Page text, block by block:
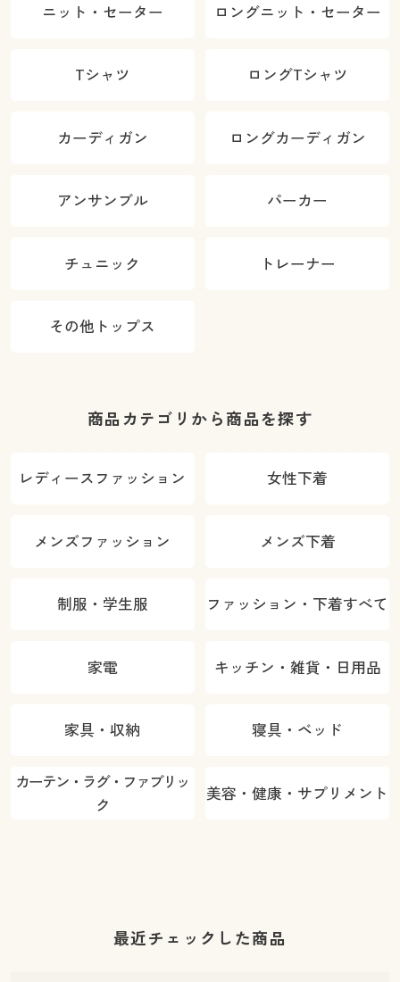
ニット・セーター ロングニット・セーター
Tシャツ ロングTシャツ
カーディガン ロングカーディガン
アンサンブル パーカー
チュニック トレーナー
その他トップス
商品カテゴリから商品を探す
レディースファッション 女性下着
メンズファッション メンズ下着
制服・学生服 ファッション・下着すべて
家電 キッチン・雑貨・日用品
家具・収納 寝具・ベッド
カーテン・ラグ・ファブリッ
ク
美容・健康・サプリメント
最近チェックした商品